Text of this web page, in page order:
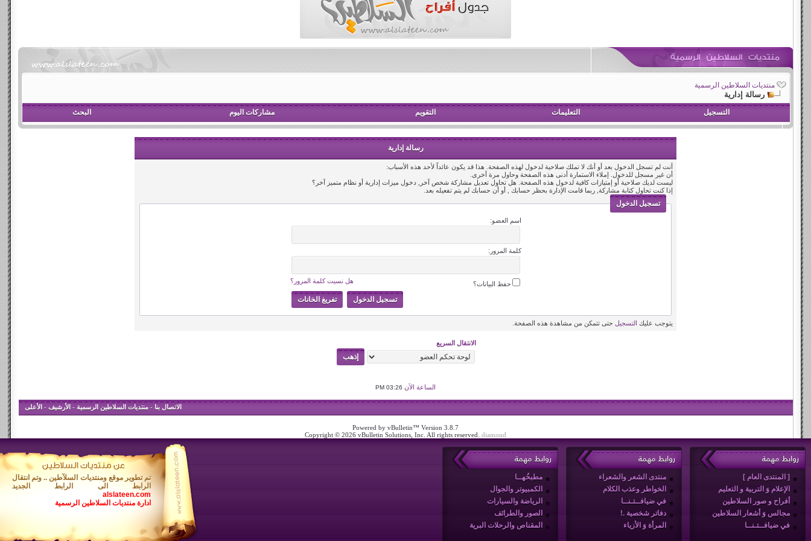
منتديات السلاطين الرسمية
رسالة إدارية
التسجيل التعليمات التقويم مشاركات اليوم البحث
رسالة إدارية
أنت لم تسجل الدخول بعد أو أنك لا تملك صلاحية لدخول لهذه الصفحة. هذا قد يكون عائداً لأحد هذه الأسباب:
أن غير مسجل للدخول. إملاء الاستمارة أدنى هذه الصفحة وحاول مرة أخرى.
ليست لديك صلاحية أو إمتيازات كافية لدخول هذه الصفحة. هل تحاول تعديل مشاركة شخص آخر, دخول ميزات إدارية أو نظام متميز آخر؟
إذا كنت تحاول كتابة مشاركة, ربما قامت الإدارة بحظر حسابك , أو أن حسابك لم يتم تفعيله بعد.
تسجيل الدخول
اسم العضو:
كلمة المرور:
هل نسيت كلمة المرور؟ حفظ البيانات؟
يتوجب عليك التسجيل حتى تتمكن من مشاهدة هذه الصفحة.
الانتقال السريع
الساعة الآن 03:26 PM
الاتصال بنا -منتديات السلاطين الرسمية - الأرشيف - الأعلى
Powered by vBulletin™ Version 3.8.7
Copyright © 2026 vBulletin Solutions, Inc. All rights reserved. diamond
روابط مهمة
[ المنتدى العام ]
الإعلام وَ التربية و التعليم
أفراح و صور السلاطين
مجالس وَ أشعار السلاطين
في ضيافــتـنــا
روابط مهمة
منتدى الشعر والشعراء
الخواطر وعذب الكلام
في ضيافــتـنــا
دفاتر شخصية .!
المرأة وَ الأزياء
روابط مهمة
مطبخُهــا
الكمبيوتر والجوال
الرياضة والسيارات
الصور والطرائف
المقناص والرحلات البرية
تم تطوير موقع ومنتديات السلآطين .. وتم انتقال
الرابط الى الرابط الجديد
alslateen.com
ادارة منتديات السلاطين الرسمية